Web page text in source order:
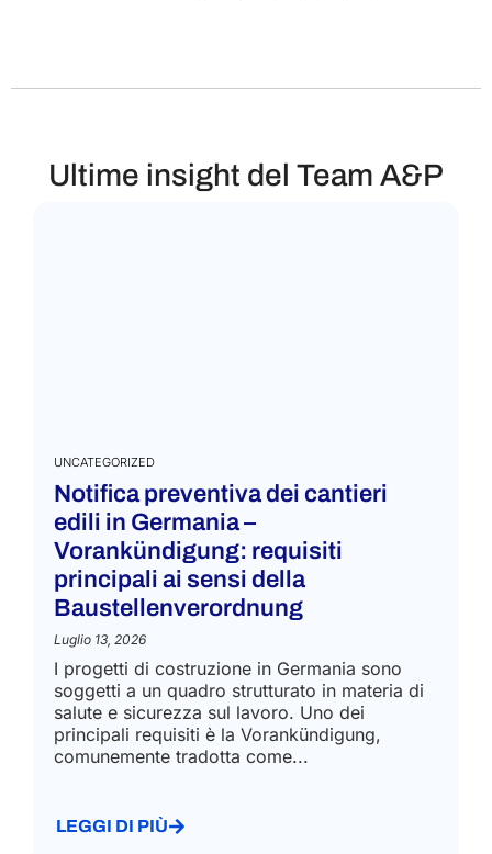
Ultime insight del Team A&P
UNCATEGORIZED
Notifica preventiva dei cantieri
edili in Germania –
Vorankündigung: requisiti
principali ai sensi della
Baustellenverordnung
Luglio 13, 2026
I progetti di costruzione in Germania sono
soggetti a un quadro strutturato in materia di
salute e sicurezza sul lavoro. Uno dei
principali requisiti è la Vorankündigung,
comunemente tradotta come...
LEGGI DI PIÙ